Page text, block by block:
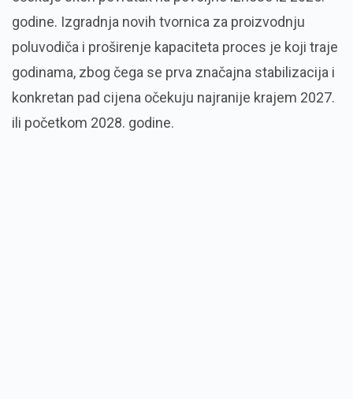
godine. Izgradnja novih tvornica za proizvodnju
poluvodiča i proširenje kapaciteta proces je koji traje
godinama, zbog čega se prva značajna stabilizacija i
konkretan pad cijena očekuju najranije krajem 2027.
ili početkom 2028. godine.